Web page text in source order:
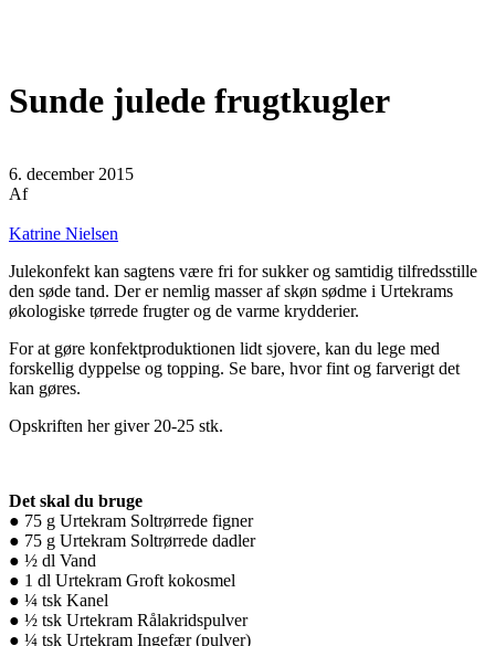
Sunde julede frugtkugler
6. december 2015
Af
Katrine Nielsen
Julekonfekt kan sagtens være fri for sukker og samtidig tilfredsstille
den søde tand. Der er nemlig masser af skøn sødme i Urtekrams
økologiske tørrede frugter og de varme krydderier.
For at gøre konfektproduktionen lidt sjovere, kan du lege med
forskellig dyppelse og topping. Se bare, hvor fint og farverigt det
kan gøres.
Opskriften her giver 20-25 stk.
Det skal du bruge
● 75 g Urtekram Soltrørrede figner
● 75 g Urtekram Soltrørrede dadler
● ½ dl Vand
● 1 dl Urtekram Groft kokosmel
● ¼ tsk Kanel
● ½ tsk Urtekram Rålakridspulver
● ¼ tsk Urtekram Ingefær (pulver)